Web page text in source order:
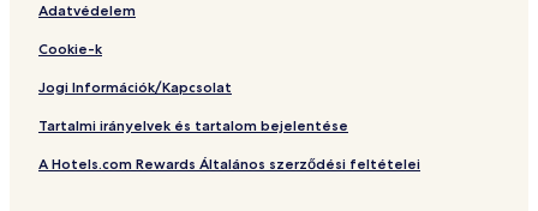
Adatvédelem
Cookie-k
Jogi Információk/Kapcsolat
Tartalmi irányelvek és tartalom bejelentése
A Hotels.com Rewards Általános szerződési feltételei